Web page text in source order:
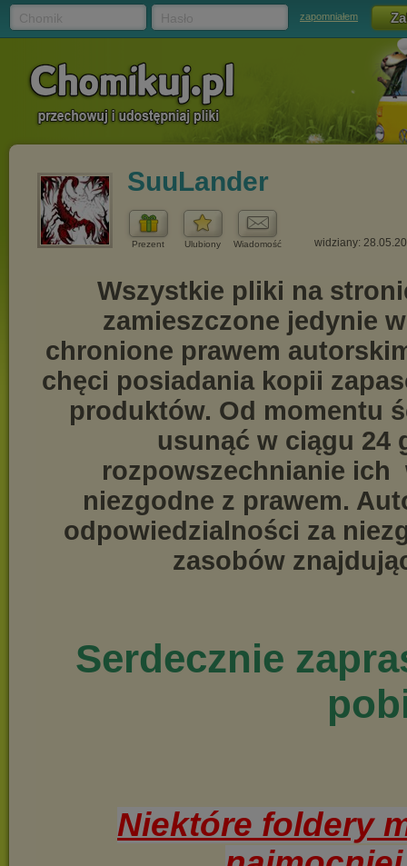
zapomniałem
SuuLander
Prezent Ulubiony Wiadomość widziany: